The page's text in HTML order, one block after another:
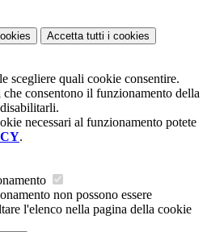
Accetta tutti i cookies
scegliere quali cookie consentire.
consentono il funzionamento della
necessari al funzionamento potete
.
non possono essere
l'elenco nella pagina della cookie